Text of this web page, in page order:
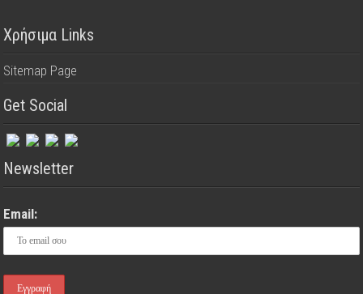
Χρήσιμα Links
Sitemap Page
Get Social
Newsletter
Email: